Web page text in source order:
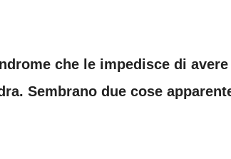
che le impedisce di
Sembrano due cose